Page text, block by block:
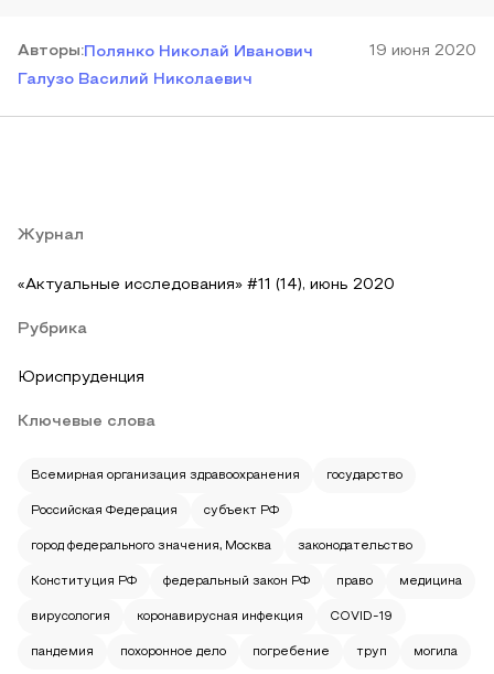
Авторы:Полянко Николай Иванович
Галузо Василий Николаевич
19 июня 2020
Журнал
«Актуальные исследования» #11 (14), июнь 2020
Рубрика
Юриспруденция
Ключевые слова
Всемирная организация здравоохранения государство
Российская Федерация субъект РФ
город федерального значения, Москва законодательство
Конституция РФ федеральный закон РФ право медицина
вирусология коронавирусная инфекция COVID-19
пандемия похоронное дело погребение труп могила